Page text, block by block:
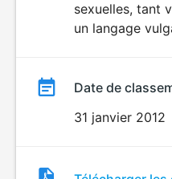
sexuelles, tant
un langage
Date de
31 janvier 2012